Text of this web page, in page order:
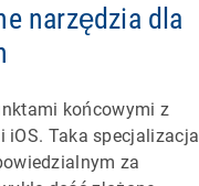
narzędzia dla
końcowymi z
Taka specjalizacja
za